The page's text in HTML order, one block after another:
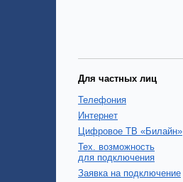
Для частных лиц
Телефония
Интернет
Цифровое ТВ «Билайн»
Тех. возможность
для подключения
Заявка на подключение